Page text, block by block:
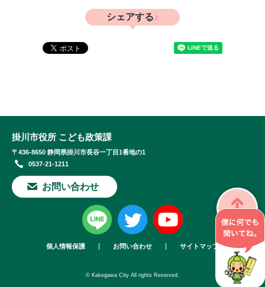
シェアする
掛川市役所 こども政策課
〒436-8650 静岡県掛川市長谷一丁目1番地の1
0537-21-1211
お問い合わせ
個人情報保護 お問い合わせ サイトマップ
© Kakegawa City All rights Reserved.